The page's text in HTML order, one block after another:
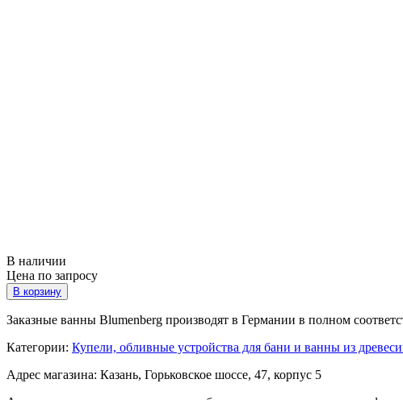
В наличии
Цена по запросу
В корзину
Заказные ванны Blumenberg производят в Германии в полном
Категории: Купели, обливные устройства для бани и ванны из
Адрес магазина: Казань, Горьковское шоссе, 47, корпус 5